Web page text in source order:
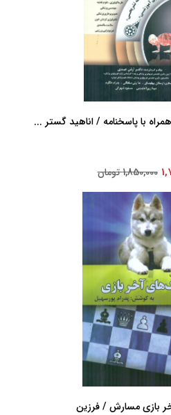
با پاسخنامه / اناهید گستر ...
1,850,000 تومان
بازی مسارش / فرزین